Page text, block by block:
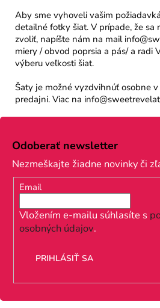
Aby sme vyhoveli vašim
detailné fotky šiat. V prípade, že sa
zvoliť, napíšte nám na mail
miery / obvod poprsia a pás/ a radi
výberu veľkosti šiat.
Šaty je možné vyzdvihnúť osobne
predajni. Viac na
Z
Odoberať newsletter
Nezmeškajte žiadne novinky či
Email
Vložením e-mailu súhlasíte s
osobných údajov.
PRIHLÁSIŤ SA